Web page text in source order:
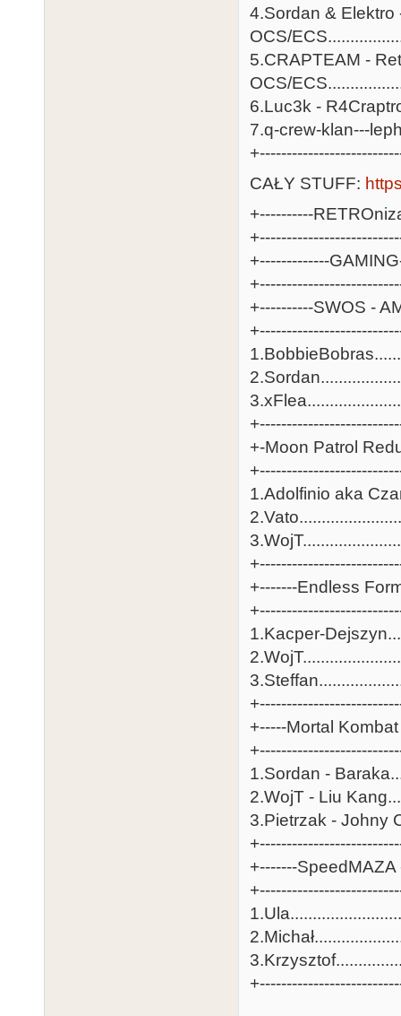
4.Sordan & Elektro
OCS/
5.CRAPTEAM -
OCS/
6.Luc3k -
7.q-crew-klan---
CAŁY STUFF:
+----------
+-------------
+----------SWOS -
+-Moon Patrol
1.Adolfinio aka
+-------Endless
1.Kacper-
+-----Mortal
1.Sordan -
2.WojT - Liu
3.Pietrzak - Johny
+-------SpeedMAZA